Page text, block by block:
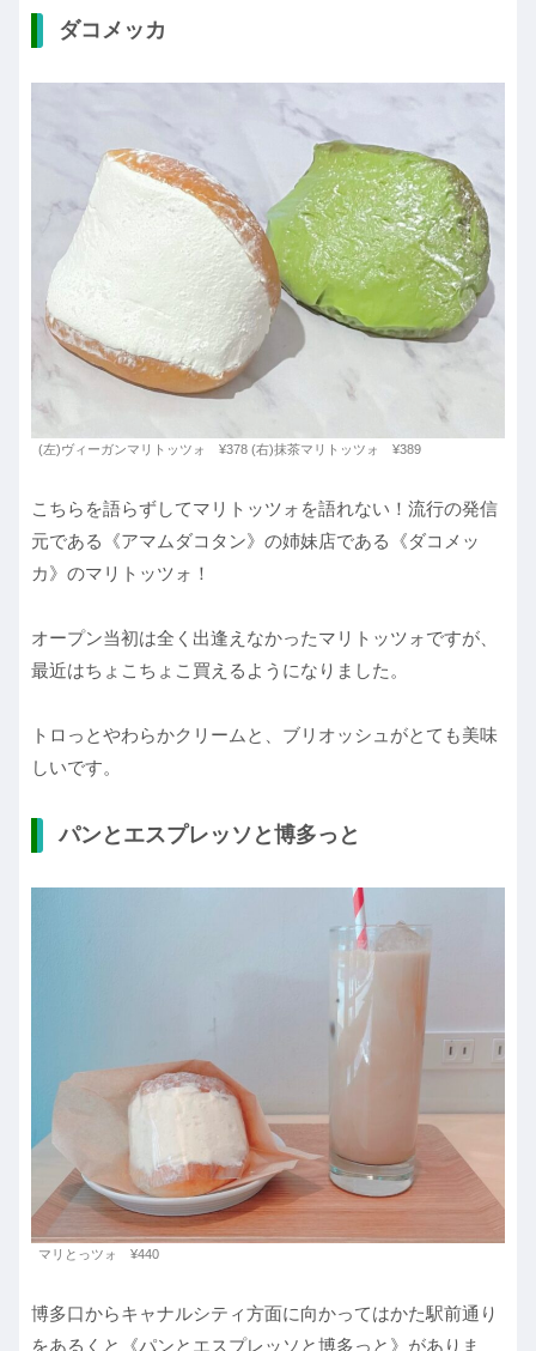
ダコメッカ
(左)ヴィーガンマリトッツォ ¥378 (右)抹茶マリトッツォ ¥389
こちらを語らずしてマリトッツォを語れない！流行の発信
元である《アマムダコタン》の姉妹店である《ダコメッ
カ》のマリトッツォ！
オープン当初は全く出逢えなかったマリトッツォですが、
最近はちょこちょこ買えるようになりました。
トロっとやわらかクリームと、ブリオッシュがとても美味
しいです。
パンとエスプレッソと博多っと
マリとっツォ ¥440
博多口からキャナルシティ方面に向かってはかた駅前通り
をあるくと《パンとエスプレッソと博多っと》がありま